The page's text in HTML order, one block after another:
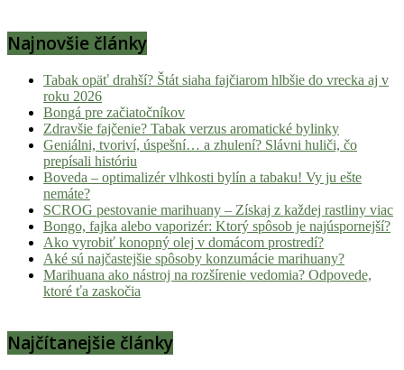
Najnovšie články
Tabak opäť drahší? Štát siaha fajčiarom hlbšie do vrecka aj v
roku 2026
Bongá pre začiatočníkov
Zdravšie fajčenie? Tabak verzus aromatické bylinky
Geniálni, tvoriví, úspešní… a zhulení? Slávni huliči, čo
prepísali históriu
Boveda – optimalizér vlhkosti bylín a tabaku! Vy ju ešte
nemáte?
SCROG pestovanie marihuany – Získaj z každej rastliny viac
Bongo, fajka alebo vaporizér: Ktorý spôsob je najúspornejší?
Ako vyrobiť konopný olej v domácom prostredí?
Aké sú najčastejšie spôsoby konzumácie marihuany?
Marihuana ako nástroj na rozšírenie vedomia? Odpovede,
ktoré ťa zaskočia
Najčítanejšie články